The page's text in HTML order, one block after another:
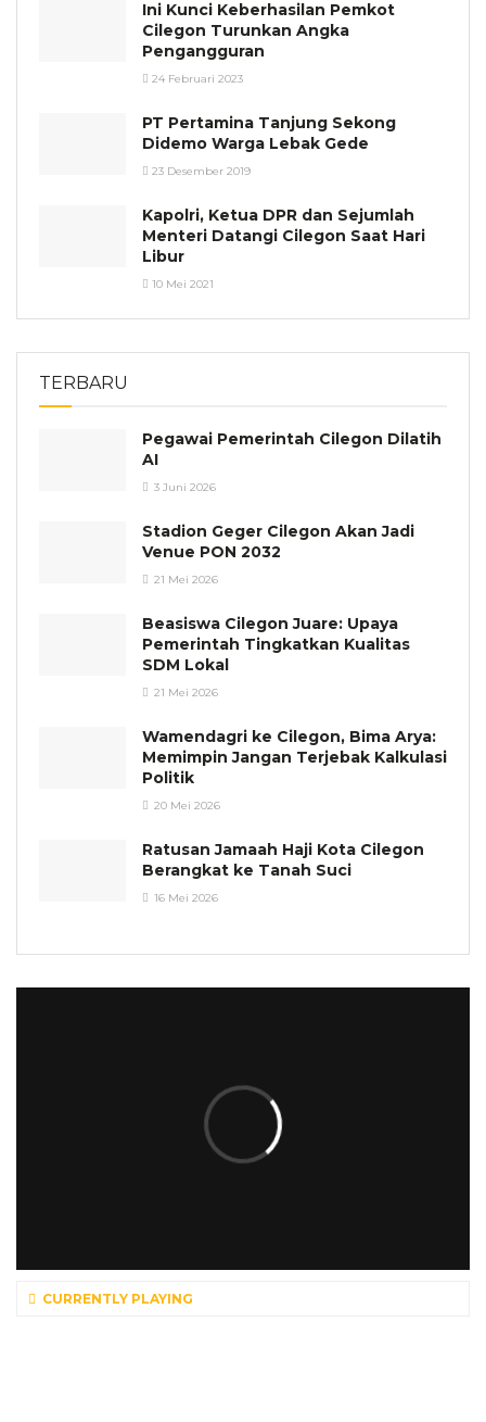
Ini Kunci Keberhasilan Pemkot
Cilegon Turunkan Angka
Pengangguran
24 Februari 2023
PT Pertamina Tanjung Sekong
Didemo Warga Lebak Gede
23 Desember 2019
Kapolri, Ketua DPR dan Sejumlah
Menteri Datangi Cilegon Saat Hari
Libur
10 Mei 2021
TERBARU
Pegawai Pemerintah Cilegon Dilatih
AI
3 Juni 2026
Stadion Geger Cilegon Akan Jadi
Venue PON 2032
21 Mei 2026
Beasiswa Cilegon Juare: Upaya
Pemerintah Tingkatkan Kualitas
SDM Lokal
21 Mei 2026
Wamendagri ke Cilegon, Bima Arya:
Memimpin Jangan Terjebak Kalkulasi
Politik
20 Mei 2026
Ratusan Jamaah Haji Kota Cilegon
Berangkat ke Tanah Suci
16 Mei 2026
CURRENTLY PLAYING